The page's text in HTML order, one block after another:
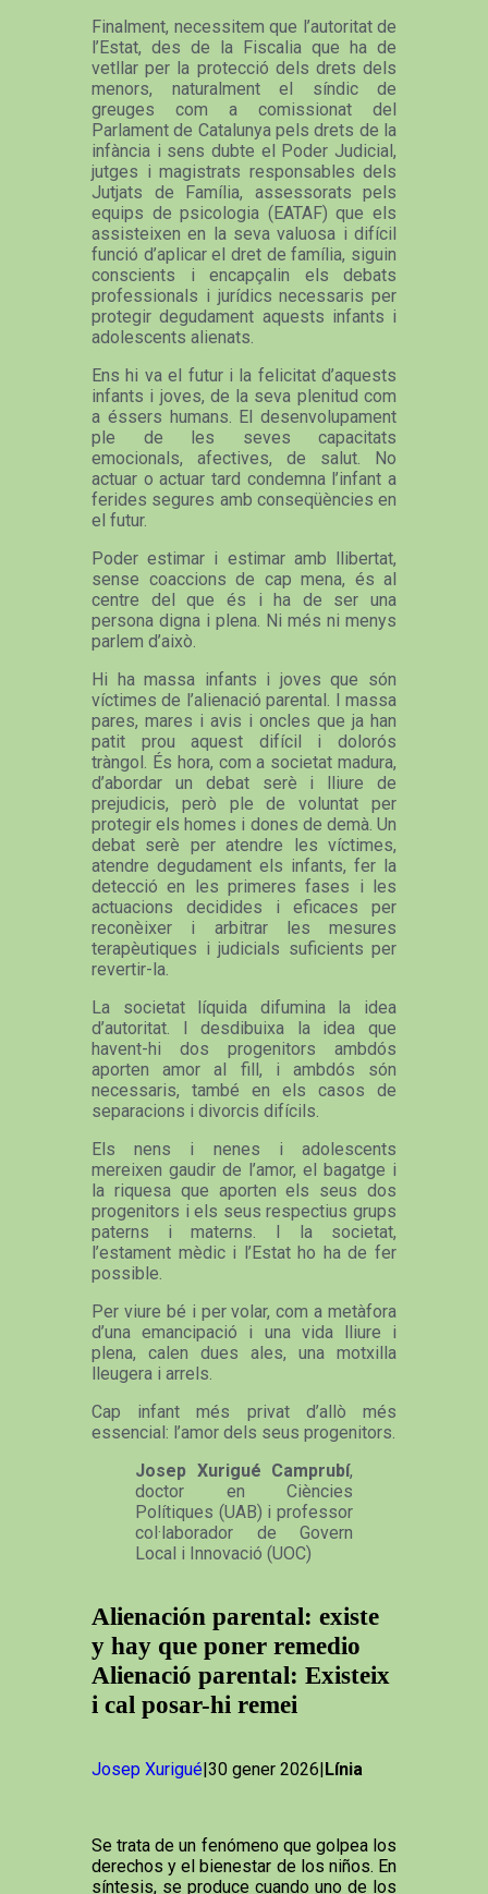
Finalment, necessitem que l’autoritat de
l’Estat, des de la Fiscalia que ha de
vetllar per la protecció dels drets dels
menors, naturalment el síndic de
greuges com a comissionat del
Parlament de Catalunya pels drets de la
infància i sens dubte el Poder Judicial,
jutges i magistrats responsables dels
Jutjats de Família, assessorats pels
equips de psicologia (EATAF) que els
assisteixen en la seva valuosa i difícil
funció d’aplicar el dret de família, siguin
conscients i encapçalin els debats
professionals i jurídics necessaris per
protegir degudament aquests infants i
adolescents alienats.
Ens hi va el futur i la felicitat d’aquests
infants i joves, de la seva plenitud com
a éssers humans. El desenvolupament
ple de les seves capacitats
emocionals, afectives, de salut. No
actuar o actuar tard condemna l’infant a
ferides segures amb conseqüències en
el futur.
Poder estimar i estimar amb llibertat,
sense coaccions de cap mena, és al
centre del que és i ha de ser una
persona digna i plena. Ni més ni menys
parlem d’això.
Hi ha massa infants i joves que són
víctimes de l’alienació parental. I massa
pares, mares i avis i oncles que ja han
patit prou aquest difícil i dolorós
tràngol. És hora, com a societat madura,
d’abordar un debat serè i lliure de
prejudicis, però ple de voluntat per
protegir els homes i dones de demà. Un
debat serè per atendre les víctimes,
atendre degudament els infants, fer la
detecció en les primeres fases i les
actuacions decidides i eficaces per
reconèixer i arbitrar les mesures
terapèutiques i judicials suficients per
revertir-la.
La societat líquida difumina la idea
d’autoritat. I desdibuixa la idea que
havent-hi dos progenitors ambdós
aporten amor al fill, i ambdós són
necessaris, també en els casos de
separacions i divorcis difícils.
Els nens i nenes i adolescents
mereixen gaudir de l’amor, el bagatge i
la riquesa que aporten els seus dos
progenitors i els seus respectius grups
paterns i materns. I la societat,
l’estament mèdic i l’Estat ho ha de fer
possible.
Per viure bé i per volar, com a metàfora
d’una emancipació i una vida lliure i
plena, calen dues ales, una motxilla
lleugera i arrels.
Cap infant més privat d’allò més
essencial: l’amor dels seus progenitors.
Josep Xurigué Camprubí,
doctor en Ciències
Polítiques (UAB) i professor
col·laborador de Govern
Local i Innovació (UOC)
Alienación parental: existe
y hay que poner remedio
Alienació parental: Existeix
i cal posar-hi remei
Josep Xurigué|30 gener 2026|Línia
Se trata de un fenómeno que golpea los
derechos y el bienestar de los niños. En
síntesis, se produce cuando uno de los